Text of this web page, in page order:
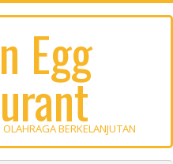
Egg
BERKELANJUTAN